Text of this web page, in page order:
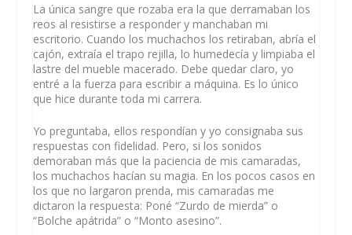
La única sangre que rozaba era la que derramaban los
reos al resistirse a responder y manchaban mi
escritorio. Cuando los muchachos los retiraban, abría el
cajón, extraía el trapo rejilla, lo humedecía y limpiaba el
lastre del mueble macerado. Debe quedar claro, yo
entré a la fuerza para escribir a máquina. Es lo único
que hice durante toda mi carrera.
Yo preguntaba, ellos respondían y yo consignaba sus
respuestas con fidelidad. Pero, si los sonidos
demoraban más que la paciencia de mis camaradas,
los muchachos hacían su magia. En los pocos casos en
los que no largaron prenda, mis camaradas me
dictaron la respuesta: Poné “Zurdo de mierda” o
“Bolche apátrida” o “Monto asesino”.